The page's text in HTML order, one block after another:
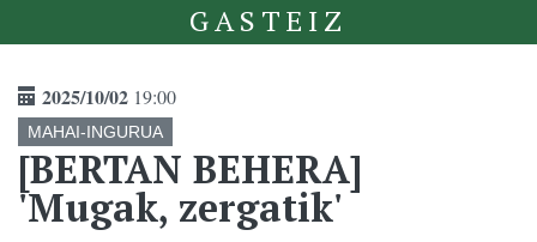
GASTEIZ
2025/10/02 19:00
MAHAI-INGURUA
[BERTAN BEHERA]
'Mugak, zergatik'